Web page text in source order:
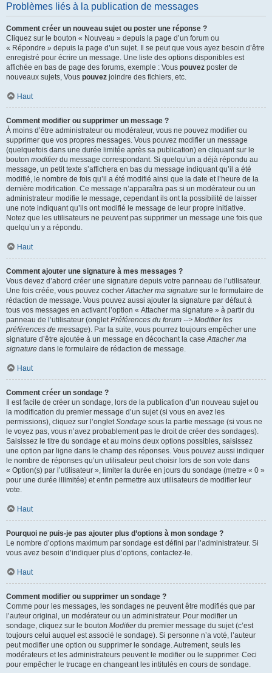
Problèmes liés à la publication de messages
Comment créer un nouveau sujet ou poster une réponse ?
Cliquez sur le bouton « Nouveau » depuis la page d’un forum ou
« Répondre » depuis la page d’un sujet. Il se peut que vous ayez besoin d’être
enregistré pour écrire un message. Une liste des options disponibles est
affichée en bas de page des forums, exemple : Vous pouvez poster de
nouveaux sujets, Vous pouvez joindre des fichiers, etc.
Haut
Comment modifier ou supprimer un message ?
À moins d’être administrateur ou modérateur, vous ne pouvez modifier ou
supprimer que vos propres messages. Vous pouvez modifier un message
(quelquefois dans une durée limitée après sa publication) en cliquant sur le
bouton modifierdu message correspondant. Si quelqu’un a déjà répondu au
message, un petit texte s’affichera en bas du message indiquant qu’il a été
modifié, le nombre de fois qu’il a été modifié ainsi que la date et l’heure de la
dernière modification. Ce message n’apparaîtra pas si un modérateur ou un
administrateur modifie le message, cependant ils ont la possibilité de laisser
une note indiquant qu’ils ont modifié le message de leur propre initiative.
Notez que les utilisateurs ne peuvent pas supprimer un message une fois que
quelqu’un y a répondu.
Haut
Comment ajouter une signature à mes messages ?
Vous devez d’abord créer une signature depuis votre panneau de l’utilisateur.
Une fois créée, vous pouvez cocherAttacher ma signature sur le formulaire de
rédaction de message. Vous pouvez aussi ajouter la signature par défaut à
tous vos messages en activant l’option « Attacher ma signature » à partir du
panneau de l’utilisateur (ongletPréférences du forum --> Modifier les
préférences de message). Par la suite, vous pourrez toujours empêcher une
signature d’être ajoutée à un message en décochant la caseAttacher ma
signature dans le formulaire de rédaction de message.
Haut
Comment créer un sondage ?
Il est facile de créer un sondage, lors de la publication d’un nouveau sujet ou
la modification du premier message d’un sujet (si vous en avez les
permissions), cliquez sur l’ongletSondage sous la partie message (si vous ne
le voyez pas, vous n’avez probablement pas le droit de créer des sondages).
Saisissez le titre du sondage et au moins deux options possibles, saisissez
une option par ligne dans le champ des réponses. Vous pouvez aussi indiquer
le nombre de réponses qu’un utilisateur peut choisir lors de son vote dans
« Option(s) par l’utilisateur », limiter la durée en jours du sondage (mettre « 0 »
pour une durée illimitée) et enfin permettre aux utilisateurs de modifier leur
vote.
Haut
Pourquoi ne puis-je pas ajouter plus d’options à mon sondage ?
Le nombre d’options maximum par sondage est défini par l’administrateur. Si
vous avez besoin d’indiquer plus d’options, contactez-le.
Haut
Comment modifier ou supprimer un sondage ?
Comme pour les messages, les sondages ne peuvent être modifiés que par
l’auteur original, un modérateur ou un administrateur. Pour modifier un
sondage, cliquez sur le bouton Modifierdu premier message du sujet (c’est
toujours celui auquel est associé le sondage). Si personne n’a voté, l’auteur
peut modifier une option ou supprimer le sondage. Autrement, seuls les
modérateurs et les administrateurs peuvent le modifier ou le supprimer. Ceci
pour empêcher le trucage en changeant les intitulés en cours de sondage.